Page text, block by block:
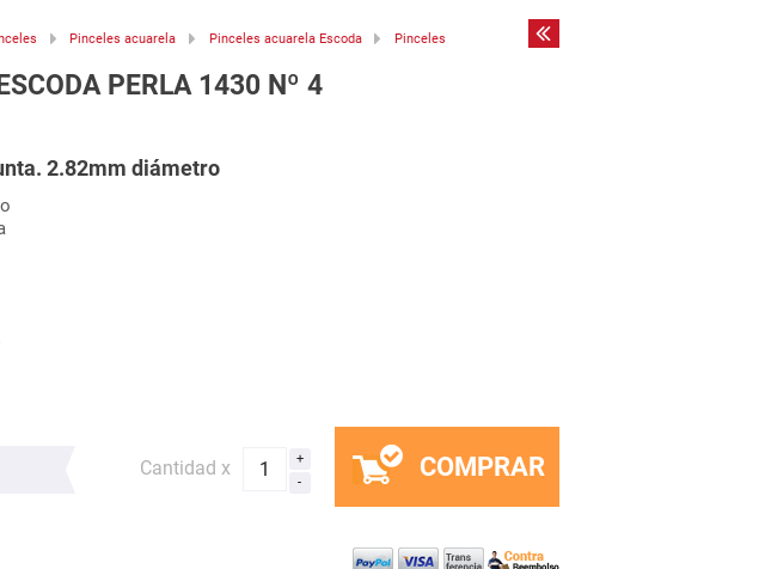
Pinceles acuarela Pinceles acuarela Escoda
Pinceles
PERLA 1430 Nº 4
2.82mm diámetro
Cantidad x COMPRAR